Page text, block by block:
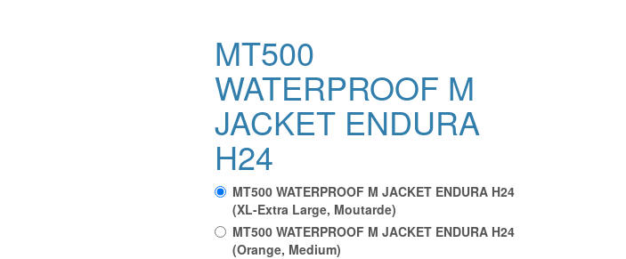
MT500
WATERPROOF M
JACKET ENDURA
H24
MT500 WATERPROOF M JACKET ENDURA H24
(XL-Extra Large, Moutarde)
MT500 WATERPROOF M JACKET ENDURA H24
(Orange, Medium)